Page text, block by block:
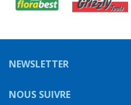
NEWSLETTER
NOUS SUIVRE